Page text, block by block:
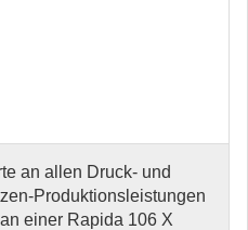
an allen Druck- und
Produktionsleistungen
einer Rapida 106 X